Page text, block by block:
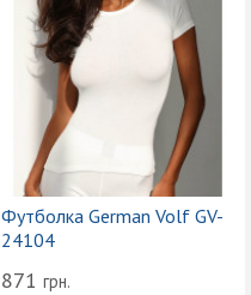
Футболка German Volf GV-
24104
871 грн.